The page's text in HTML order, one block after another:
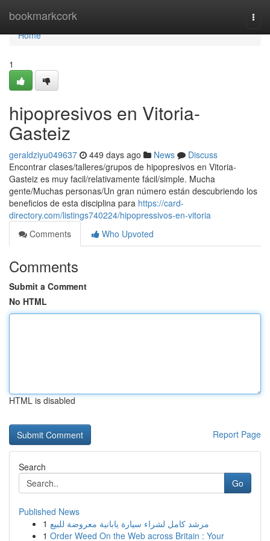
bookmarkcork
Home
Home
1
hipopresivos en Vitoria-
Gasteiz
geraldziyu049637 449 days ago News
Discuss
Encontrar clases/talleres/grupos de hipopresivos en Vitoria-
Gasteiz es muy facil/relativamente fácil/simple. Mucha
gente/Muchas personas/Un gran número están descubriendo los
beneficios de esta disciplina para https://card-
directory.com/listings740224/hipopressivos-en-vitoria
Comments
Who Upvoted
Comments
Submit a Comment
No HTML
HTML is disabled
Report Page
Search
Go
Published News
1 مرشد كامل لشراء سيارة يابانية معروضة للبيع
1 Order Weed On the Web across Britain : Your